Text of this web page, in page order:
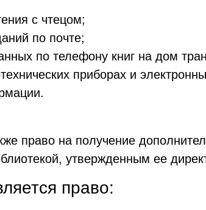
с чтецом;
по почте;
по телефону книг на дом
приборах и
право на получение
утвержденным ее
право: